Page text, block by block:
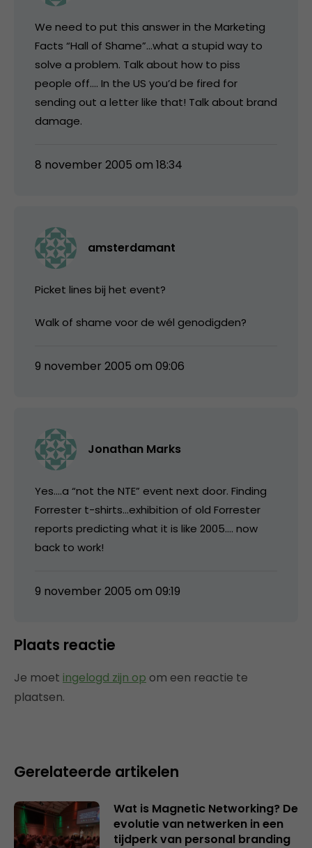
We need to put this answer in the Marketing
Facts “Hall of Shame”…what a stupid way to
solve a problem. Talk about how to piss
people off…. In the US you’d be fired for
sending out a letter like that! Talk about brand
damage.
8 november 2005 om 18:34
amsterdamant
Picket lines bij het event?
Walk of shame voor de wél genodigden?
9 november 2005 om 09:06
Jonathan Marks
Yes….a “not the NTE” event next door. Finding
Forrester t-shirts…exhibition of old Forrester
reports predicting what it is like 2005…. now
back to work!
9 november 2005 om 09:19
Plaats reactie
Je moet ingelogd zijn op om een reactie te
plaatsen.
Gerelateerde artikelen
Wat is Magnetic Networking? De
evolutie van netwerken in een
tijdperk van personal branding